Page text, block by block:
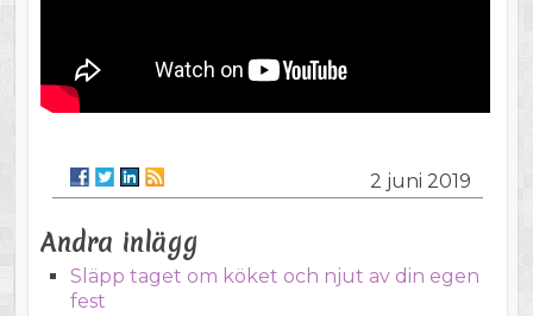
2 juni 2019
Andra inlägg
Släpp taget om köket och njut av din egen
fest